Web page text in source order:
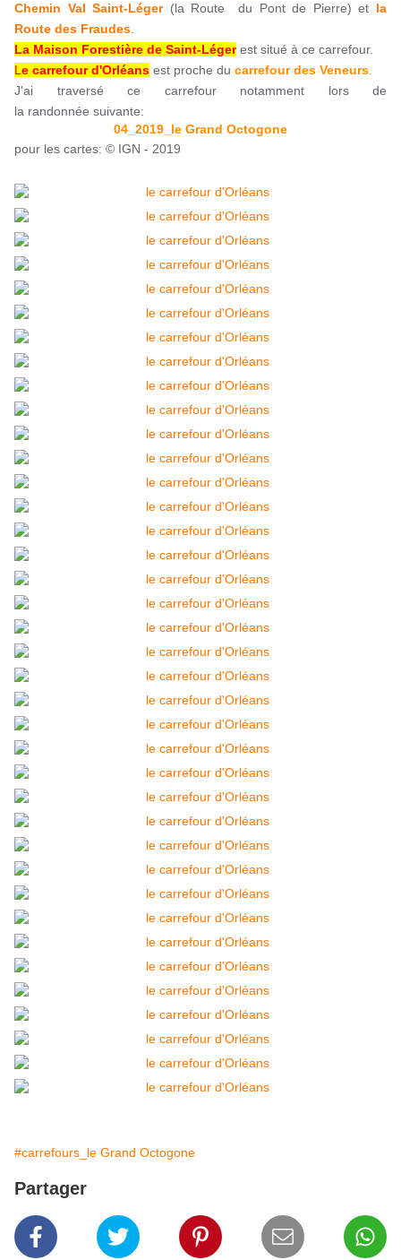
Chemin Val Saint-Léger(la Route du Pont de Pierre) et la
Route des Fraudes
La Maison Forestière de Saint-Léger est situé à ce carrefour.
L e carrefour d'Orléans est proche du carrefour des Veneurs
J'ai traversé ce carrefour notamment lors de
la randonnée suivante:
04_2019_le Grand Octogone
pour les cartes: © IGN - 2019
#carrefours_le Grand Octogone
Partager